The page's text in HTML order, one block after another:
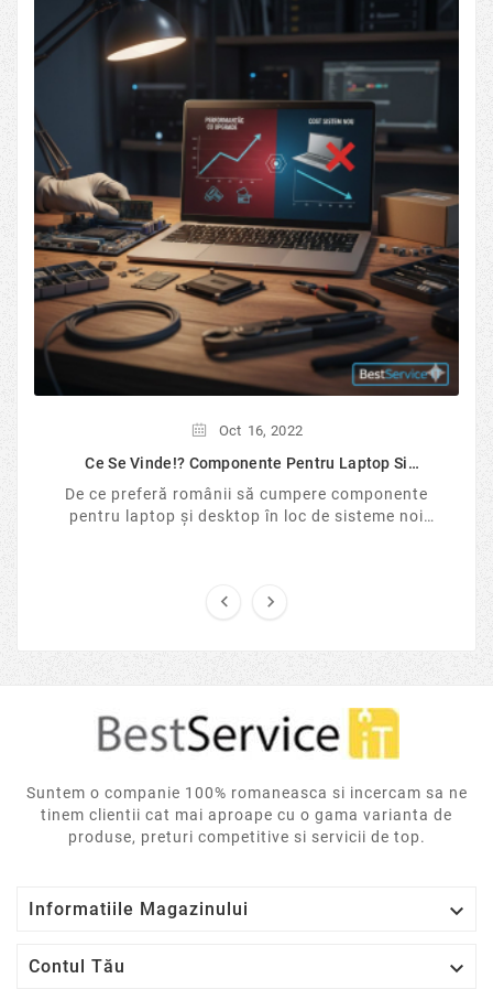
Oct 16, 2022
Ce Se Vinde!? Componente Pentru Laptop Si
De ce preferă românii să cumpere componente
pentru laptop și desktop în loc de sisteme noi
 
Suntem o companie 100% romaneasca si incercam sa ne
tinem clientii cat mai aproape cu o gama varianta de
produse, preturi competitive si servicii de top.
Informatiile Magazinului 
Contul Tău 